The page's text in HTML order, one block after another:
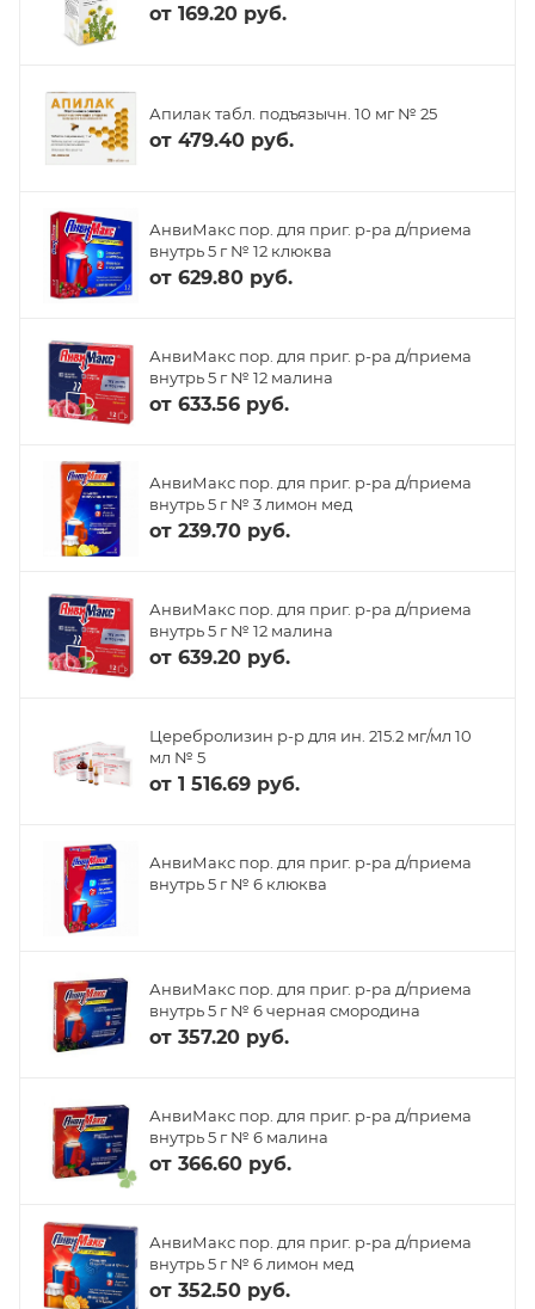
от 169.20 руб.
Апилак табл. подъязычн. 10 мг № 25
от 479.40 руб.
АнвиМакс пор. для приг. р-ра д/приема
внутрь 5 г № 12 клюква
от 629.80 руб.
АнвиМакс пор. для приг. р-ра д/приема
внутрь 5 г № 12 малина
от 633.56 руб.
АнвиМакс пор. для приг. р-ра д/приема
внутрь 5 г № 3 лимон мед
от 239.70 руб.
АнвиМакс пор. для приг. р-ра д/приема
внутрь 5 г № 12 малина
от 639.20 руб.
Церебролизин р-р для ин. 215.2 мг/мл 10
мл № 5
от 1 516.69 руб.
АнвиМакс пор. для приг. р-ра д/приема
внутрь 5 г № 6 клюква
АнвиМакс пор. для приг. р-ра д/приема
внутрь 5 г № 6 черная смородина
от 357.20 руб.
АнвиМакс пор. для приг. р-ра д/приема
внутрь 5 г № 6 малина
от 366.60 руб.
АнвиМакс пор. для приг. р-ра д/приема
внутрь 5 г № 6 лимон мед
от 352.50 руб.